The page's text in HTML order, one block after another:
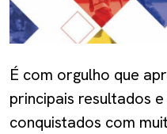
É com orgulho que
principais resultados
conquistados com